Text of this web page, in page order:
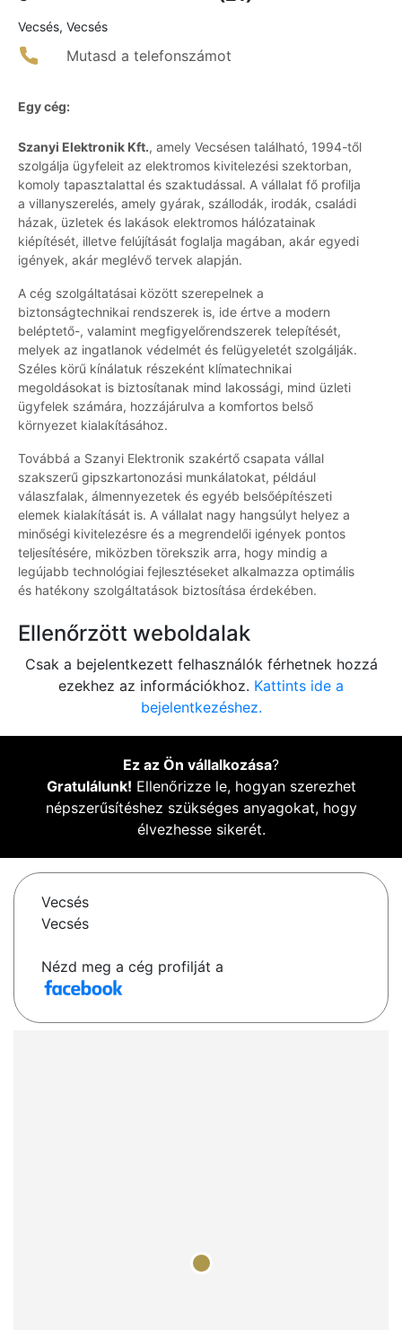
Vecsés, Vecsés
Mutasd a telefonszámot
Egy cég:
Szanyi Elektronik Kft., amely Vecsésen található, 1994-től
szolgálja ügyfeleit az elektromos kivitelezési szektorban,
komoly tapasztalattal és szaktudással. A vállalat fő profilja
a villanyszerelés, amely gyárak, szállodák, irodák, családi
házak, üzletek és lakások elektromos hálózatainak
kiépítését, illetve felújítását foglalja magában, akár egyedi
igények, akár meglévő tervek alapján.
A cég szolgáltatásai között szerepelnek a
biztonságtechnikai rendszerek is, ide értve a modern
beléptető-, valamint megfigyelőrendszerek telepítését,
melyek az ingatlanok védelmét és felügyeletét szolgálják.
Széles körű kínálatuk részeként klímatechnikai
megoldásokat is biztosítanak mind lakossági, mind üzleti
ügyfelek számára, hozzájárulva a komfortos belső
környezet kialakításához.
Továbbá a Szanyi Elektronik szakértő csapata vállal
szakszerű gipszkartonozási munkálatokat, például
válaszfalak, álmennyezetek és egyéb belsőépítészeti
elemek kialakítását is. A vállalat nagy hangsúlyt helyez a
minőségi kivitelezésre és a megrendelői igények pontos
teljesítésére, miközben törekszik arra, hogy mindig a
legújabb technológiai fejlesztéseket alkalmazza optimális
és hatékony szolgáltatások biztosítása érdekében.
Ellenőrzött weboldalak
Csak a bejelentkezett felhasználók férhetnek hozzá
ezekhez az információkhoz. Kattints ide a
bejelentkezéshez.
Ez az Ön vállalkozása?
Gratulálunk! Ellenőrizze le, hogyan szerezhet
népszerűsítéshez szükséges anyagokat, hogy
élvezhesse sikerét.
Vecsés
Vecsés
Nézd meg a cég profilját a